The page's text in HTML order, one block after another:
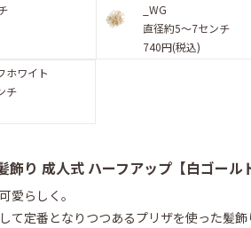
_WG
直径約5〜7センチ
740円(税込)
ホワイト
チ
飾り 成人式 ハーフアップ【白ゴール
愛らしく。
て定番となりつつあるプリザを使った髪飾